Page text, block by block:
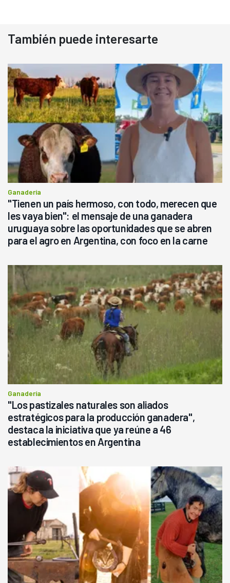
También puede interesarte
Ganadería
"Tienen un país hermoso, con todo, merecen que
les vaya bien": el mensaje de una ganadera
uruguaya sobre las oportunidades que se abren
para el agro en Argentina, con foco en la carne
Ganadería
"Los pastizales naturales son aliados
estratégicos para la producción ganadera",
destaca la iniciativa que ya reúne a 46
establecimientos en Argentina